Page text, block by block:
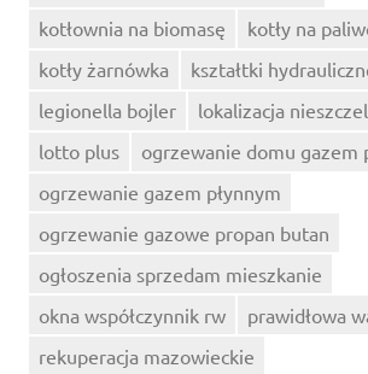
kotłownia na biomasę
kotły na
kotły żarnówka
kształtki
legionella bojler
lokalizacja
lotto plus
ogrzewanie domu gazem
ogrzewanie gazem płynnym
ogrzewanie gazowe propan butan
ogłoszenia sprzedam mieszkanie
okna współczynnik rw
prawidłowa
rekuperacja mazowieckie